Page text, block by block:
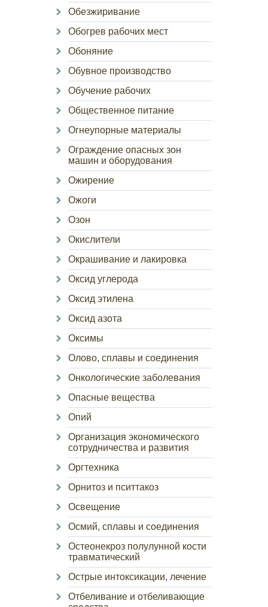
Обезжиривание
Обогрев рабочих мест
Обоняние
Обувное производство
Обучение рабочих
Общественное питание
Огнеупорные материалы
Ограждение опасных зон
машин и оборудования
Ожирение
Ожоги
Озон
Окислители
Окрашивание и лакировка
Оксид углерода
Оксид этилена
Оксид азота
Оксимы
Олово, сплавы и соединения
Онкологические заболевания
Опасные вещества
Опий
Организация экономического
сотрудничества и развития
Оргтехника
Орнитоз и пситтакоз
Освещение
Осмий, сплавы и соединения
Остеонекроз полулунной кости
травматический
Острые интоксикации, лечение
Отбеливание и отбеливающие